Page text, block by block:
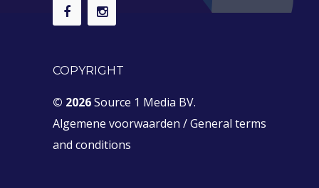
COPYRIGHT
© 2026Source 1 Media BV.
Algemene voorwaarden /General terms
and conditions